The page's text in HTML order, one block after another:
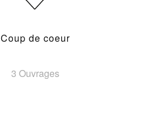
Coup de coeur
3 Ouvrages